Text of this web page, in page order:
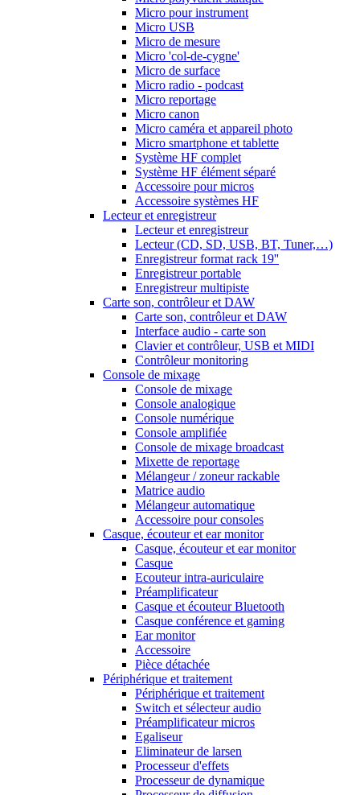
Micro pour instrument
Micro USB
Micro de mesure
Micro 'col-de-cygne'
Micro de surface
Micro radio - podcast
Micro reportage
Micro canon
Micro caméra et appareil photo
Micro smartphone et tablette
Système HF complet
Système HF élément séparé
Accessoire pour micros
Accessoire systèmes HF
Lecteur et enregistreur
Lecteur et enregistreur
Lecteur (CD, SD, USB, BT, Tuner,…)
Enregistreur format rack 19''
Enregistreur portable
Enregistreur multipiste
Carte son, contrôleur et DAW
Carte son, contrôleur et DAW
Interface audio - carte son
Clavier et contrôleur, USB et MIDI
Contrôleur monitoring
Console de mixage
Console de mixage
Console analogique
Console numérique
Console amplifiée
Console de mixage broadcast
Mixette de reportage
Mélangeur / zoneur rackable
Matrice audio
Mélangeur automatique
Accessoire pour consoles
Casque, écouteur et ear monitor
Casque, écouteur et ear monitor
Casque
Ecouteur intra-auriculaire
Préamplificateur
Casque et écouteur Bluetooth
Casque conférence et gaming
Ear monitor
Accessoire
Pièce détachée
Périphérique et traitement
Périphérique et traitement
Switch et sélecteur audio
Préamplificateur micros
Egaliseur
Eliminateur de larsen
Processeur d'effets
Processeur de dynamique